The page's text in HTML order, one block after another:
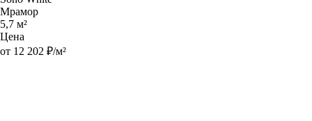
Мрамор
5,7 м²
Цена
от 12 202 ₽/м²